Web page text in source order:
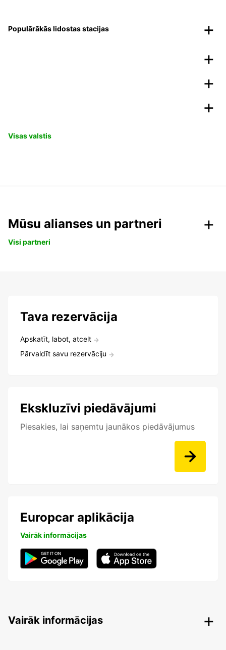
Populārākās lidostas stacijas
Visas valstis
Mūsu alianses un partneri
Visi partneri
Tava rezervācija
Apskatīt, labot, atcelt
Pārvaldīt savu rezervāciju
Ekskluzīvi piedāvājumi
Piesakies, lai saņemtu jaunākos piedāvājumus
Europcar aplikācija
Vairāk informācijas
Vairāk informācijas